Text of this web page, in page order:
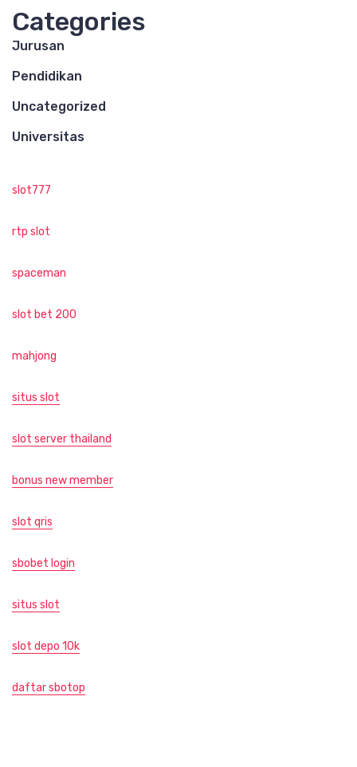
Categories
Jurusan
Pendidikan
Uncategorized
Universitas
slot777
rtp slot
spaceman
slot bet 200
mahjong
situs slot
slot server thailand
bonus new member
slot qris
sbobet login
situs slot
slot depo 10k
daftar sbotop